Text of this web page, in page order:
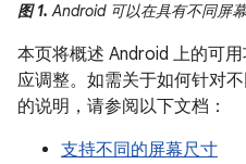
图 1. Android 可以在具有不同屏
本页将概述 Android 上的可
应调整。如需关于如何针对
的说明，请参阅以下文档：
支持不同的屏幕尺寸